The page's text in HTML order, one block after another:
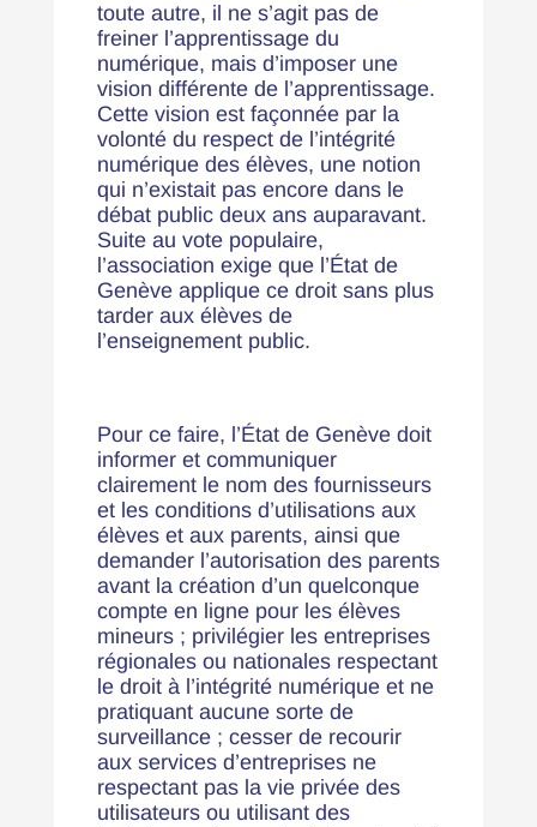
toute autre, il ne s’agit pas de
freiner l’apprentissage du
numérique, mais d’imposer une
vision différente de l’apprentissage.
Cette vision est façonnée par la
volonté du respect de l’intégrité
numérique des élèves, une notion
qui n’existait pas encore dans le
débat public deux ans auparavant.
Suite au vote populaire,
l’association exige que l’État de
Genève applique ce droit sans plus
tarder aux élèves de
l’enseignement public.
Pour ce faire, l’État de Genève doit
informer et communiquer
clairement le nom des fournisseurs
et les conditions d’utilisations aux
élèves et aux parents, ainsi que
demander l’autorisation des parents
avant la création d’un quelconque
compte en ligne pour les élèves
mineurs ; privilégier les entreprises
régionales ou nationales respectant
le droit à l’intégrité numérique et ne
pratiquant aucune sorte de
surveillance ; cesser de recourir
aux services d’entreprises ne
respectant pas la vie privée des
utilisateurs ou utilisant des